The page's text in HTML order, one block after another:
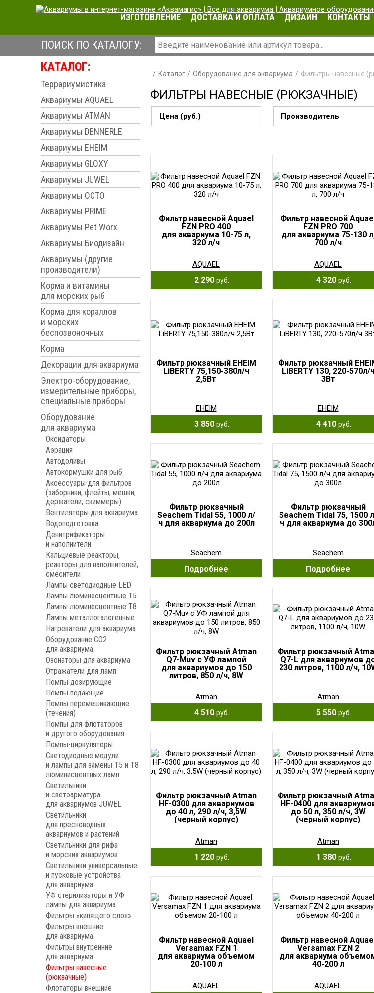
ИЗГОТОВЛЕНИЕ ДОСТАВКА И ОПЛАТА ДИЗАЙН КОНТАКТЫ
ПОИСК ПО КАТАЛОГУ:
КАТАЛОГ:
Террариумистика
Аквариумы AQUAEL
Аквариумы ATMAN
Аквариумы DENNERLE
Аквариумы EHEIM
Аквариумы GLOXY
Аквариумы JUWEL
Аквариумы OCTO
Аквариумы PRIME
Аквариумы Pet Worx
Аквариумы Биодизайн
Аквариумы (другие
производители)
Корма и витамины
для морских рыб
Корма для кораллов
и морских
беспозвоночных
Корма
Декорации для аквариума
Электро-оборудование,
измерительные приборы,
специальные приборы
Оборудование
для аквариума
Оксидаторы
Аэрация
Автодоливы
Автокормушки для рыб
Аксессуары для фильтров
(заборники, флейты, мешки,
держатели, скиммеры)
Вентиляторы для аквариума
Водоподготовка
Денитрификаторы
и наполнители
Кальциевые реакторы,
реакторы для наполнителей,
смесители
Лампы светодиодные LED
Лампы люминесцентные Т5
Лампы люминесцентные Т8
Лампы металлогалогенные
Нагреватели для аквариума
Оборудование CO2
для аквариума
Озонаторы для аквариума
Отражатели для ламп
Помпы дозирующие
Помпы подающие
Помпы перемешивающие
(течения)
Помпы для флотаторов
и другого оборудования
Помпы-циркуляторы
Светодиодные модули
и лампы для замены Т5 и Т8
люминисцентных ламп
Светильники
и светоарматура
для аквариумов JUWEL
Светильники
для пресноводных
аквариумов и растений
Светильники для рифа
и морских аквариумов
Светильники универсальные
и пусковые устройства
для аквариума
УФ стерилизаторы и УФ
лампы для аквариума
Фильтры «кипящего слоя»
Фильтры внешние
для аквариума
Фильтры внутренние
для аквариума
Фильтры навесные
(рюкзачные)
Флотаторы внешние
Каталог Оборудование для аквариума Фильтры навесные
ФИЛЬТРЫ НАВЕСНЫЕ (РЮКЗАЧНЫЕ)
Цена (руб.) Производитель
Фильтр навесной Aquael
FZN PRO 400
для аквариума 10-75 л,
320 л/ч
AQUAEL
2 290 руб.
Фильтр навесной
FZN PRO 700
для аквариума 75-130
700 л/ч
AQUAEL
4 320 руб.
Фильтр рюкзачный EHEIM
LiBERTY 75,150-380л/ч
2,5Вт
EHEIM
3 850 руб.
Фильтр рюкзачный
LiBERTY 130, 220-570л/ч
3Вт
EHEIM
4 410 руб.
Фильтр рюкзачный
Seachem Tidal 55, 1000 л/
ч для аквариума до 200л
Seachem
Подробнее
Фильтр рюкзачный
Seachem Tidal 75, 1500
ч для аквариума до
Seachem
Подробнее
Фильтр рюкзачный Atman
Q7-Muv с УФ лампой
для аквариумов до 150
литров, 850 л/ч, 8W
Atman
4 510 руб.
Фильтр рюкзачный
Q7-L для аквариумов
230 литров, 1100 л/ч,
Atman
5 550 руб.
Фильтр рюкзачный Atman
HF-0300 для аквариумов
до 40 л, 290 л/ч, 3,5W
(черный корпус)
Atman
1 220 руб.
Фильтр рюкзачный
HF-0400 для
до 50 л, 350 л/ч, 3W
(черный корпус)
Atman
1 380 руб.
Фильтр навесной Aquael
Versamax FZN 1
для аквариума объемом
20-100 л
AQUAEL
Фильтр навесной
Versamax FZN 2
для аквариума
40-200 л
AQUAEL